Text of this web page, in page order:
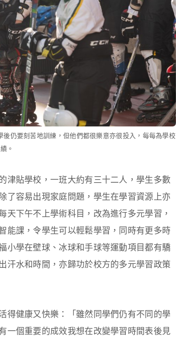
仍要刻苦地訓練，但他們都很樂意亦很投入，每每為學校
。
津貼學校，一班大約有三十二人，學生多數
了容易出現家庭問題，學生在學習資源上亦
下午不上學術科目，改為進行多元學習，
能課，令學生可以輕鬆學習，同時有更多時
小學在壁球、冰球和手球等運動項目都有驕
汗水和時間，亦歸功於校方的多元學習政策
得健康又快樂：「雖然同學們仍有不同的學
一個重要的成效我想在改變學習時間表後見